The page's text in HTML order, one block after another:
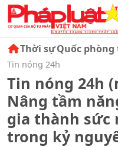
Thời sựQuốc
Tin nóng 24h
Tin nóng 24h
Nâng tầm
gia thành sức
trong kỷ